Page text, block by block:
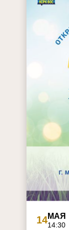
14МАЯ
14:30